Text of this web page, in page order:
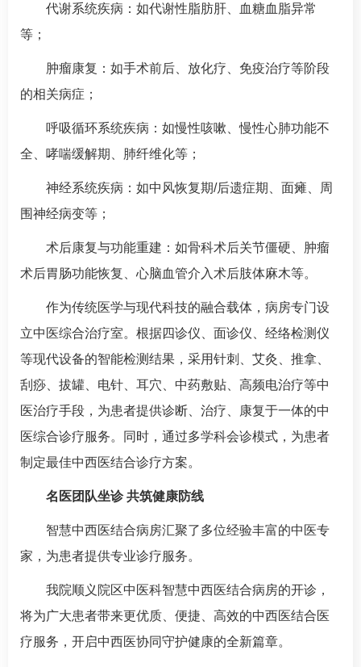
代谢系统疾病：如代谢性脂肪肝、血糖血脂异常
等；
肿瘤康复：如手术前后、放化疗、免疫治疗等阶段
的相关病症；
呼吸循环系统疾病：如慢性咳嗽、慢性心肺功能不
全、 哮喘缓解期、肺纤维化等；
神经系统疾病：如中风恢复期/后遗症期、面瘫、周
围神经病变等；
术后康复与功能重建：如骨科术后关节僵硬、肿瘤
术后胃肠功能恢复、心脑血管介入术后肢体麻木等。
作为传统医学与现代科技的融合载体，病房专门设
立中医综合治疗室。根据四诊仪、面诊仪、经络检测仪
等现代设备的智能检测结果，采用针刺、艾灸、推拿、
刮痧、拔罐、电针、耳穴、中药敷贴、高频电治疗等中
医治疗手段，为患者提供诊断、治疗、康复于一体的中
医综合诊疗服务。同时，通过多学科会诊模式，为患者
制定最佳中西医结合诊疗方案。
名医团队坐诊 共筑健康防线
智慧中西医结合病房汇聚了多位经验丰富的中医专
家，为患者提供专业诊疗服务。
我院顺义院区中医科智慧中西医结合病房的开诊，
将为广大患者带来更优质、便捷、高效的中西医结合医
疗服务，开启中西医协同守护健康的全新篇章。